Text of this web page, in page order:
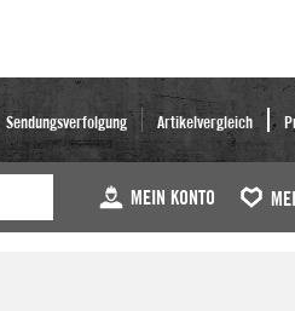
Sendungsverfolgung Artikelvergleich
MEIN KONTO